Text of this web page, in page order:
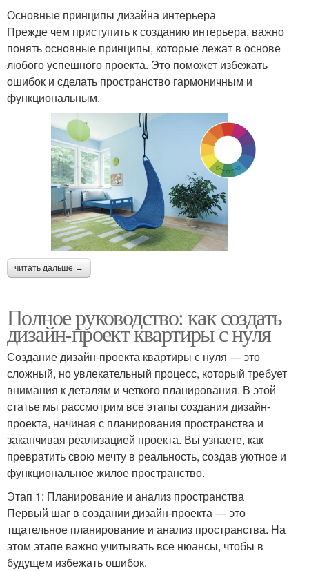
Основные принципы дизайна интерьера
Прежде чем приступить к созданию интерьера, важно
понять основные принципы, которые лежат в основе
любого успешного проекта. Это поможет избежать
ошибок и сделать пространство гармоничным и
функциональным.
читать дальше →
Полное руководство: как создать
дизайн-проект квартиры с нуля
Создание дизайн-проекта квартиры с нуля — это
сложный, но увлекательный процесс, который требует
внимания к деталям и четкого планирования. В этой
статье мы рассмотрим все этапы создания дизайн-
проекта, начиная с планирования пространства и
заканчивая реализацией проекта. Вы узнаете, как
превратить свою мечту в реальность, создав уютное и
функциональное жилое пространство.
Этап 1: Планирование и анализ пространства
Первый шаг в создании дизайн-проекта — это
тщательное планирование и анализ пространства. На
этом этапе важно учитывать все нюансы, чтобы в
будущем избежать ошибок.